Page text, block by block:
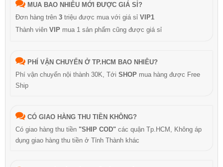
MUA BAO NHIÊU MỚI ĐƯỢC GIÁ SỈ?
Đơn hàng trên 3 triệu được mua với giá sỉ VIP1
Thành viên VIP mua 1 sản phẩm cũng được giá sỉ
PHÍ VẬN CHUYỂN Ở TP.HCM BAO NHIÊU?
Phí vận chuyển nội thành 30K, Tới SHOP mua hàng được Free
Ship
CÓ GIAO HÀNG THU TIỀN KHÔNG?
Có giao hàng thu tiền "SHIP COD" các quận Tp.HCM, Không áp
dụng giao hàng thu tiền ở Tỉnh Thành khác